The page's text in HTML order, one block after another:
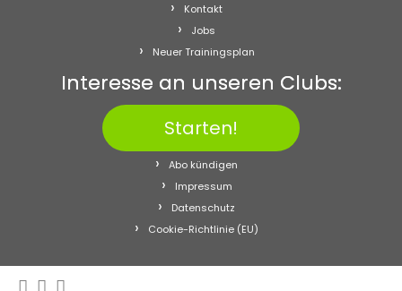
Kontakt
Jobs
Neuer Trainingsplan
Interesse an unseren Clubs:
Starten!
Abo kündigen
Impressum
Datenschutz
Cookie-Richtlinie (EU)